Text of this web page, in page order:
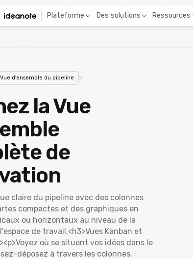
Plateforme Des solutions Ressources
Vue d'ensemble du pipeline >
la Vue
de
claire du pipeline avec des colonnes
compactes et des graphiques en
ou horizontaux au niveau de la
de travail.<h3>Vues Kanban et
où se situent vos idées dans le
déposez à travers les colonnes.